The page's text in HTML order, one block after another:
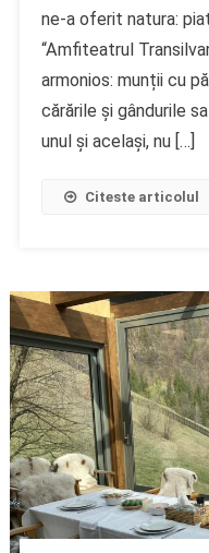
ne-a oferit natura:
“Amfiteatrul
armonios: munții cu
cărările și gândurile
unul și același, nu […]
Citeste articolul